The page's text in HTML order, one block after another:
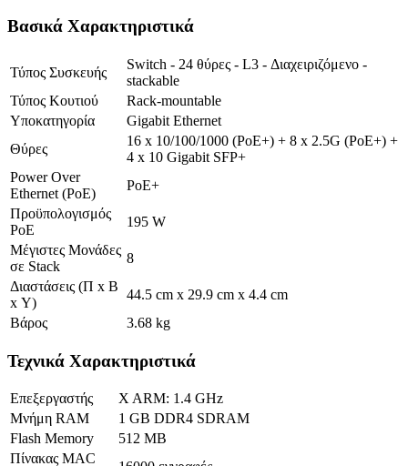
Βασικά Χαρακτηριστικά
Τύπος Συσκευής
Switch - 24 θύρες - L3 - Διαχειριζόμενο -
stackable
Τύπος Κουτιού
Rack-mountable
Υποκατηγορία
Gigabit Ethernet
Θύρες
16 x 10/100/1000 (PoE+) + 8 x 2.5G (PoE+) +
4 x 10 Gigabit SFP+
Power Over
Ethernet (PoE)
PoE+
Προϋπολογισμός
PoE
195 W
Μέγιστες Μονάδες
σε Stack
8
Διαστάσεις (Π x Β
x Υ)
44.5 cm x 29.9 cm x 4.4 cm
Βάρος
3.68 kg
Τεχνικά Χαρακτηριστικά
Επεξεργαστής
X ARM: 1.4 GHz
Μνήμη RAM
1 GB DDR4 SDRAM
Flash Memory
512 MB
Πίνακας MAC